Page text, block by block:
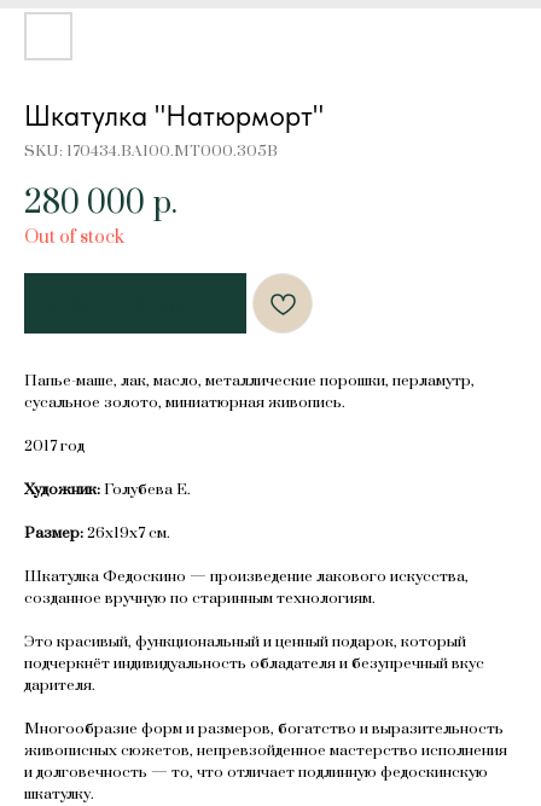
Шкатулка "Натюрморт"
SKU: 170434.BA100.MT000.305B
280 000 р.
Out of stock
Папье-маше, лак, масло, металлические порошки, перламутр,
сусальное золото, миниатюрная живопись.
2017 год
Художник:Голубева Е.
Размер:26х19х7 см.
Шкатулка Федоскино — произведение лакового искусства,
созданное вручную по старинным технологиям.
Это красивый, функциональный и ценный подарок, который
подчеркнёт индивидуальность обладателя и безупречный вкус
дарителя.
Многообразие форм и размеров, богатство и выразительность
живописных сюжетов, непревзойденное мастерство исполнения
и долговечность — то, что отличает подлинную федоскинскую
шкатулку.